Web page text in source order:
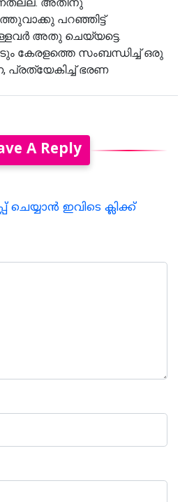
അതിനു
പറഞ്ഞിട്ട്
അതു ചെയ്യട്ടെ.
കേരളത്തെ സംബന്ധിച്ച് ഒരു
ഭരണ
A Reply
ഇവിടെ ക്ലിക്ക്